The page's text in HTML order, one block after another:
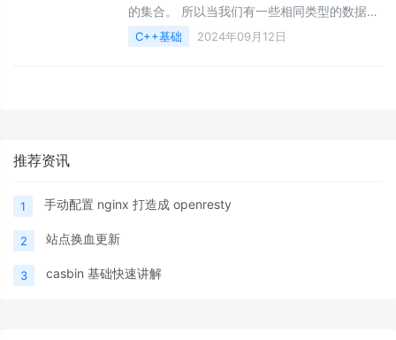
的集合。 所以当我们有一些相同类型的数据需
要放到一起的时候,就可以使用数组,以方便对其
操作。
C++基础 2024年09月12日
推荐资讯
1 手动配置 nginx 打造成 openresty
2 站点换血更新
3 casbin 基础快速讲解